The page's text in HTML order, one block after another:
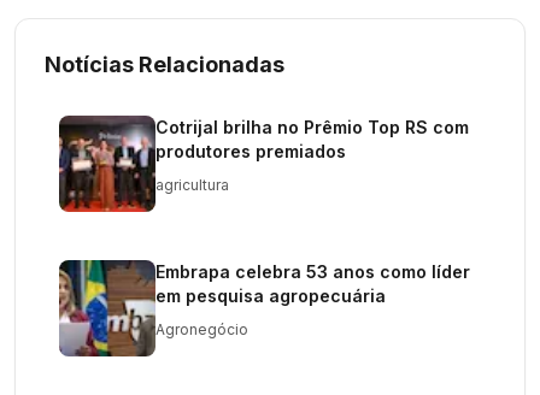
Notícias Relacionadas
Cotrijal brilha no Prêmio Top RS com
produtores premiados
agricultura
Embrapa celebra 53 anos como líder
em pesquisa agropecuária
Agronegócio